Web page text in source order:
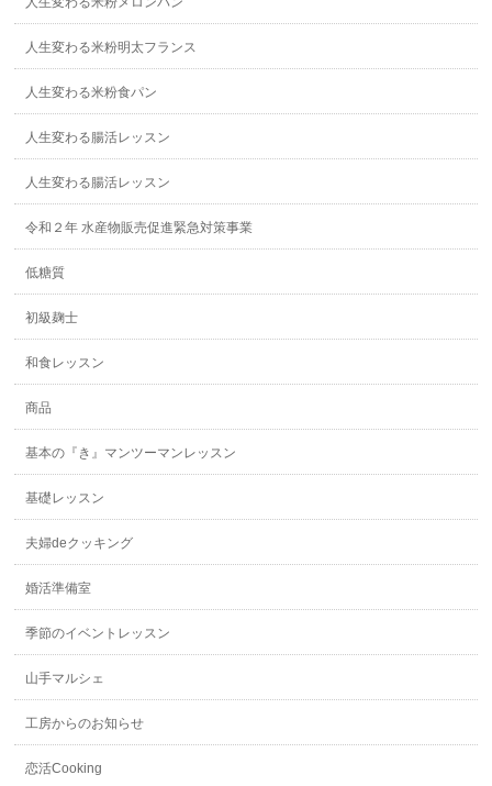
人生変わる米粉明太フランス
人生変わる米粉食パン
人生変わる腸活レッスン
人生変わる腸活レッスン
令和２年 水産物販売促進緊急対策事業
低糖質
初級麹士
和食レッスン
商品
基本の『き』マンツーマンレッスン
基礎レッスン
夫婦deクッキング
婚活準備室
季節のイベントレッスン
山手マルシェ
工房からのお知らせ
恋活Cooking